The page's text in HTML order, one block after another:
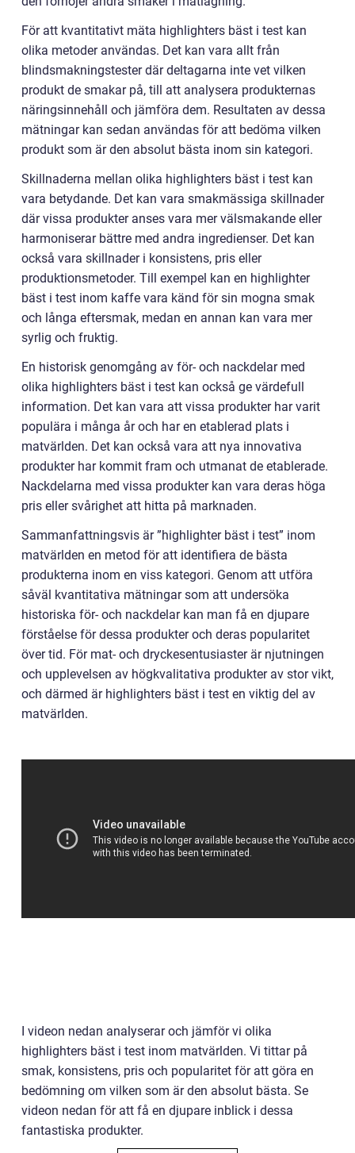
För att kvantitativt mäta highlighters bäst i test kan
olika metoder användas. Det kan vara allt från
blindsmakningstester där deltagarna inte vet vilken
produkt de smakar på, till att analysera produkternas
näringsinnehåll och jämföra dem. Resultaten av dessa
mätningar kan sedan användas för att bedöma vilken
produkt som är den absolut bästa inom sin kategori.
Skillnaderna mellan olika highlighters bäst i test kan
vara betydande. Det kan vara smakmässiga skillnader
där vissa produkter anses vara mer välsmakande eller
harmoniserar bättre med andra ingredienser. Det kan
också vara skillnader i konsistens, pris eller
produktionsmetoder. Till exempel kan en highlighter
bäst i test inom kaffe vara känd för sin mogna smak
och långa eftersmak, medan en annan kan vara mer
syrlig och fruktig.
En historisk genomgång av för- och nackdelar med
olika highlighters bäst i test kan också ge värdefull
information. Det kan vara att vissa produkter har varit
populära i många år och har en etablerad plats i
matvärlden. Det kan också vara att nya innovativa
produkter har kommit fram och utmanat de etablerade.
Nackdelarna med vissa produkter kan vara deras höga
pris eller svårighet att hitta på marknaden.
Sammanfattningsvis är ”highlighter bäst i test” inom
matvärlden en metod för att identifiera de bästa
produkterna inom en viss kategori. Genom att utföra
såväl kvantitativa mätningar som att undersöka
historiska för- och nackdelar kan man få en djupare
förståelse för dessa produkter och deras popularitet
över tid. För mat- och dryckesentusiaster är njutningen
och upplevelsen av högkvalitativa produkter av stor vikt,
och därmed är highlighters bäst i test en viktig del av
matvärlden.
I videon nedan analyserar och jämför vi olika
highlighters bäst i test inom matvärlden. Vi tittar på
smak, konsistens, pris och popularitet för att göra en
bedömning om vilken som är den absolut bästa. Se
videon nedan för att få en djupare inblick i dessa
fantastiska produkter.